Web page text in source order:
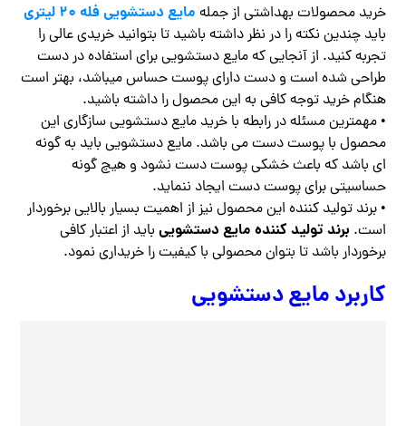
خرید محصولات بهداشتی از جمله مایع دستشویی فله 20 لیتری
باید چندین نکته را در نظر داشته باشید تا بتوانید خریدی عالی را
تجربه کنید. از آنجایی که مایع دستشویی برای استفاده در دست
طراحی شده است و دست دارای پوست حساس میباشد، بهتر است
هنگام خرید توجه کافی به این محصول را داشته باشید.
• مهمترین مسئله در رابطه با خرید مایع دستشویی سازگاری این
محصول با پوست دست می باشد. مایع دستشویی باید به گونه
ای باشد که باعث خشکی پوست دست نشود و هیچ گونه
حساسیتی برای پوست دست ایجاد ننماید‌.
• برند تولید کننده این محصول نیز از اهمیت بسیار بالایی برخوردار
است.برند تولید کننده مایع دستشویی باید از اعتبار کافی
برخوردار باشد تا بتوان محصولی با کیفیت را خریداری نمود.
کاربرد مایع دستشویی